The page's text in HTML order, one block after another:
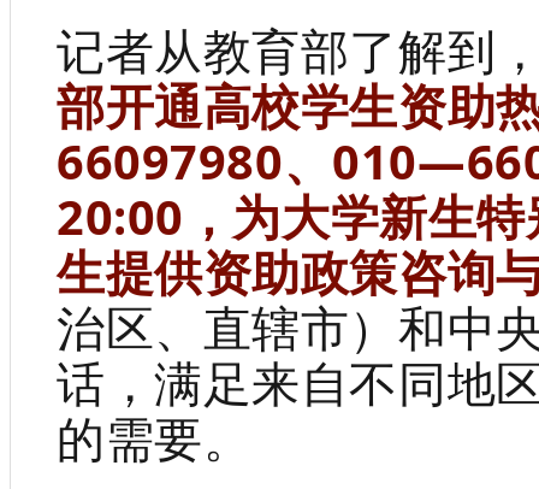
记者从教育部了解到
部开通高校学生资助
66097980、
20:00，为大学新生
生提供资助政策咨询
治区、直辖市）和中
话，满足来自不同地
的需要。